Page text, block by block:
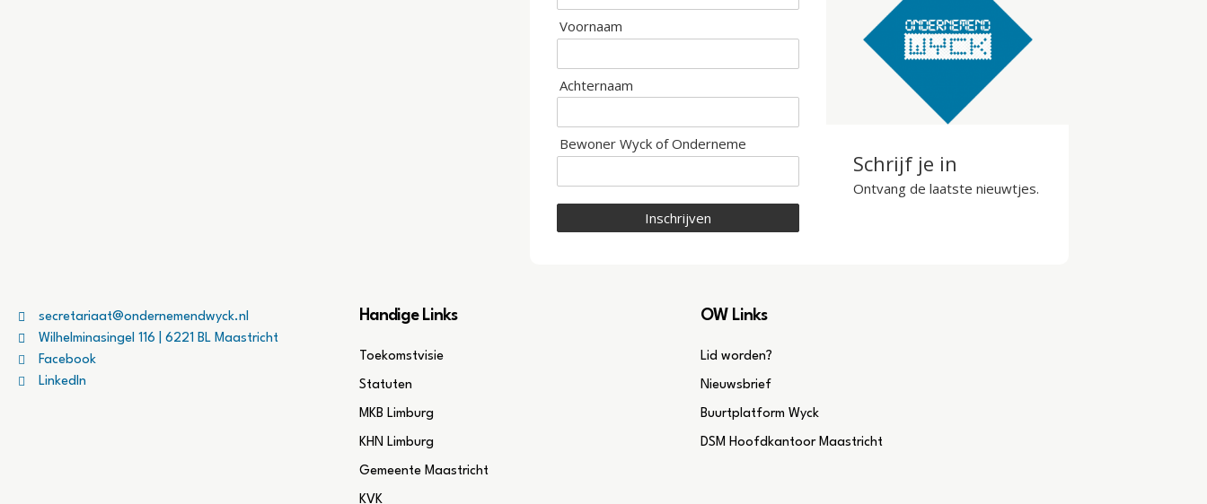
Voornaam
Achternaam
Bewoner Wyck of Onderneme
Inschrijven
Schrijf je in
Ontvang de laatste nieuwtjes.
secretariaat@ondernemendwyck.nl
Wilhelminasingel 116 | 6221 BL Maastricht
Facebook
LinkedIn
Handige Links
Toekomstvisie
Statuten
MKB Limburg
KHN Limburg
Gemeente Maastricht
KVK
OW Links
Lid worden?
Nieuwsbrief
Buurtplatform Wyck
DSM Hoofdkantoor Maastricht